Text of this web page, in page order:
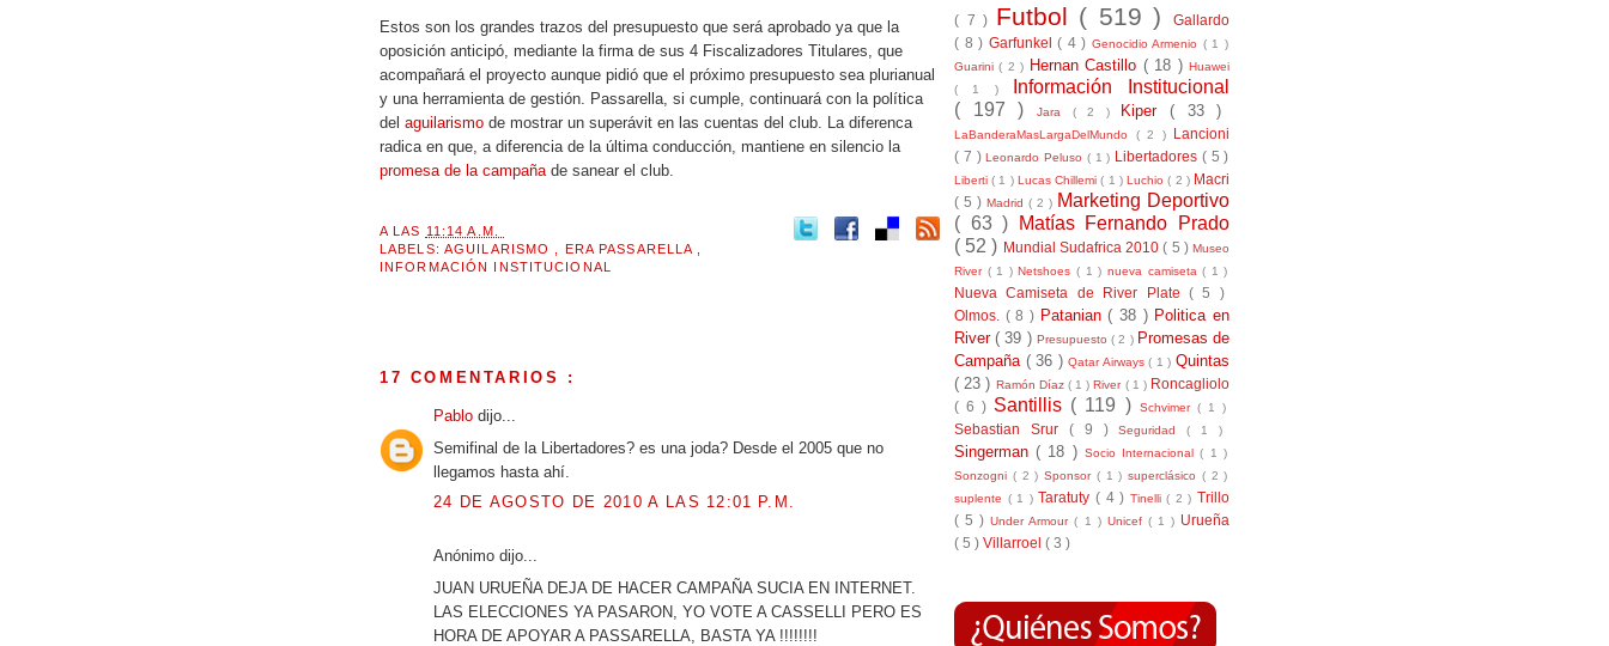
Estos son los grandes trazos del presupuesto que será aprobado ya que la
oposición anticipó, mediante la firma de sus 4 Fiscalizadores Titulares, que
acompañará el proyecto aunque pidió que el próximo presupuesto sea plurianual
y una herramienta de gestión. Passarella, si cumple, continuará con la política
del aguilarismo de mostrar un superávit en las cuentas del club. La diferenca
radica en que, a diferencia de la última conducción, mantiene en silencio la
promesa de la campañade sanear el club.
A LAS 11:14 A.M.
LABELS: AGUILARISMO ERA PASSARELLA
INFORMACIÓN INSTITUCIONAL
17 COMENTARIOS :
Pablo dijo...
Semifinal de la Libertadores? es una joda? Desde el 2005 que no
llegamos hasta ahí.
24 DE AGOSTO DE 2010 A LAS 12:01 P.M.
Anónimo dijo...
JUAN URUEÑA DEJA DE HACER CAMPAÑA SUCIA EN INTERNET.
LAS ELECCIONES YA PASARON, YO VOTE A CASSELLI PERO ES
HORA DE APOYAR A PASSARELLA, BASTA YA !!!!!!!!
( 7 ) Futbol ( 519 )Gallardo
( 8 ) Garfunkel ( 4 ) Genocidio Armenio ( 1 )
Guarini( 2 ) Hernan Castillo ( 18 )Huawei
( 1 )
Información Institucional
( 197 )
Jara ( 2 ) Kiper( 33 )
LaBanderaMasLargaDelMundo ( 2 ) Lancioni
( 7 )Leonardo Peluso ( 1 ) Libertadores ( 5 )
Liberti( 1 ) Lucas Chillemi( 1 )Luchio( 2 ) Macri
( 5 ) Madrid ( 2 ) Marketing Deportivo
( 63 )
Matías Fernando Prado
( 52 ) Mundial Sudafrica 2010( 5 )Museo
River ( 1 )Netshoes( 1 ) nueva camiseta( 1 )
Nueva Camiseta de River Plate ( 5 )
Olmos. ( 8 ) Patanian( 38 ) Politica en
River( 39 ) Presupuesto( 2 ) Promesas de
Campaña ( 36 )Qatar Airways( 1 )Quintas
( 23 ) Ramón Díaz ( 1 )River ( 1 ) Roncagliolo
( 6 ) Santillis ( 119 ) Schvimer ( 1 )
Sebastian Srur ( 9 )Seguridad( 1 )
Singerman( 18 ) Socio Internacional( 1 )
Sonzogni ( 2 ) Sponsor ( 1 ) superclásico ( 2 )
suplente ( 1 ) Taratuty ( 4 ) Tinelli( 2 ) Trillo
( 5 )Under Armour( 1 ) Unicef ( 1 ) Urueña
( 5 ) Villarroel ( 3 )